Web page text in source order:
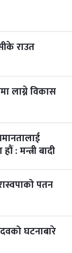
राउत
लाग्ने विकास
: मन्त्री बादी
पतन
घटनाबारे